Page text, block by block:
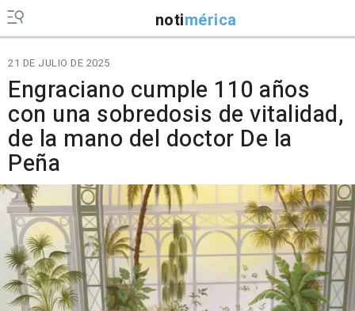
notimérica
21 DE JULIO DE 2025
Engraciano cumple 110 años
con una sobredosis de vitalidad,
de la mano del doctor De la
Peña